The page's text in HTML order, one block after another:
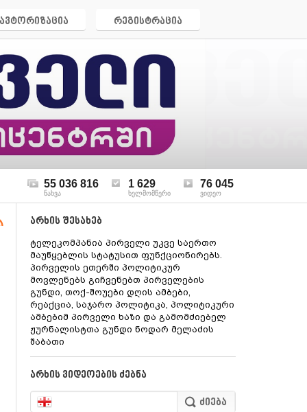
რეგისტრაცია
55 036 816
ნახვა
1 629
ხელმომწერი
76 045
ვიდეო
არხის შესახებ
ტელეკომპანია პირველი უკვე საერთო
მაუწყებლის სტატუსით ფუნქციონირებს.
პირველის ეთერში პოლიტიკურ
მოვლენებს გიჩვენებთ პირველების
გუნდი, თოქ-შოუები დღის ამბები,
რეაქცია, საჯარო პოლიტიკა, პოლიტიკური
ამბებიმ პირველი ხაზი და გამომძიებელ
ჟურნალისტთა გუნდი ნოდარ მელაძის
შაბათი
არხის ვიდეოების ძებნა